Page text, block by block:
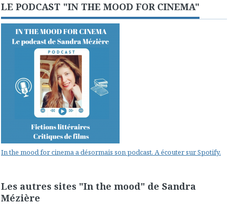
LE PODCAST "IN THE MOOD FOR CINEMA"
In the mood for cinema a désormais son podcast. A écouter sur Spotify.
Les autres sites "In the mood" de Sandra
Mézière